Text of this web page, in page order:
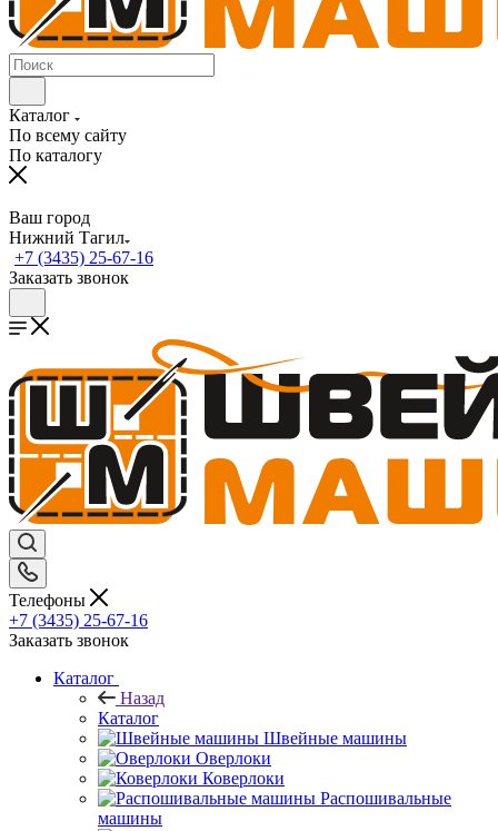
Каталог
По всему сайту
По каталогу
Ваш город
Нижний Тагил
+7 (3435) 25-67-16
Заказать звонок
Телефоны
+7 (3435) 25-67-16
Заказать звонок
Каталог
Назад
Каталог
Швейные машины
Оверлоки
Коверлоки
Распошивальные
машины